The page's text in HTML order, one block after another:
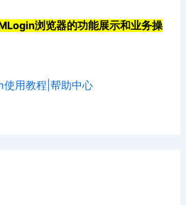
浏览器的功能展示和业务操
使用教程|帮助中心